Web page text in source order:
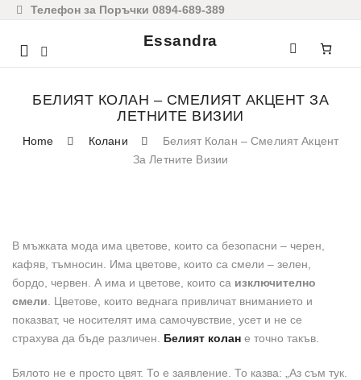
Телефон за Поръчки 0894-689-389
Mobile
Essandra
БЕЛИЯТ КОЛАН – СМЕЛИЯТ АКЦЕНТ ЗА
ЛЕТНИТЕ ВИЗИИ
Home Колани
Белият Колан – Смелият Акцент
За Летните Визии
В мъжката мода има цветове, които са безопасни – черен,
кафяв, тъмносин. Има цветове, които са смели – зелен,
бордо, червен. А има и цветове, които са изключително
смели . Цветове, които веднага привличат вниманието и
показват, че носителят има самочувствие, усет и не се
страхува да бъде различен. Белият колан е точно такъв.
Бялото не е просто цвят. То е заявление. То казва: „Аз съм тук.